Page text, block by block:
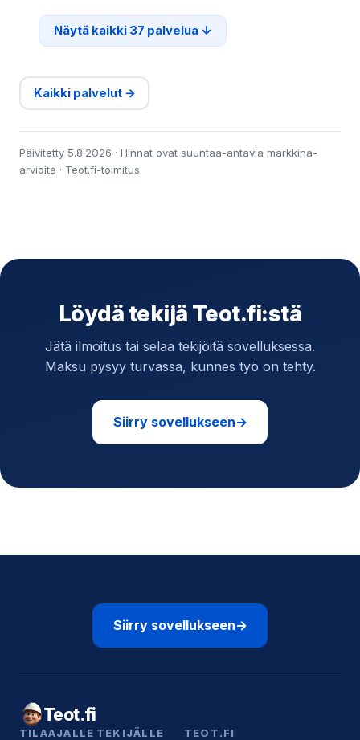
Näytä kaikki 37 palvelua
Kaikki palvelut →
Päivitetty 5.8.2026 · Hinnat ovat suuntaa-antavia markkina-
arvioita · Teot.fi-toimitus
Löydä tekijä Teot.fi:stä
Jätä ilmoitus tai selaa tekijöitä sovelluksessa.
Maksu pysyy turvassa, kunnes työ on tehty.
Siirry sovellukseen→
Siirry sovellukseen→
Teot.fi
TILAAJALLE TEKIJÄLLE TEOT.FI